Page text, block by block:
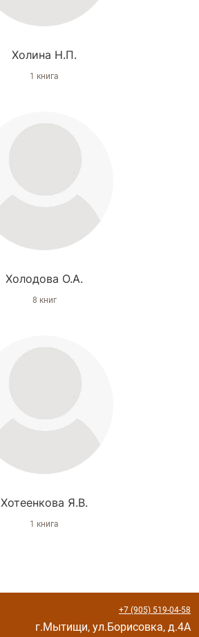
Холина Н.П.
1 книга
Холодова О.А.
8 книг
Хотеенкова Я.В.
1 книга
+7 (905) 519-04-58
г.Мытищи, ул.Борисовка, д.4А